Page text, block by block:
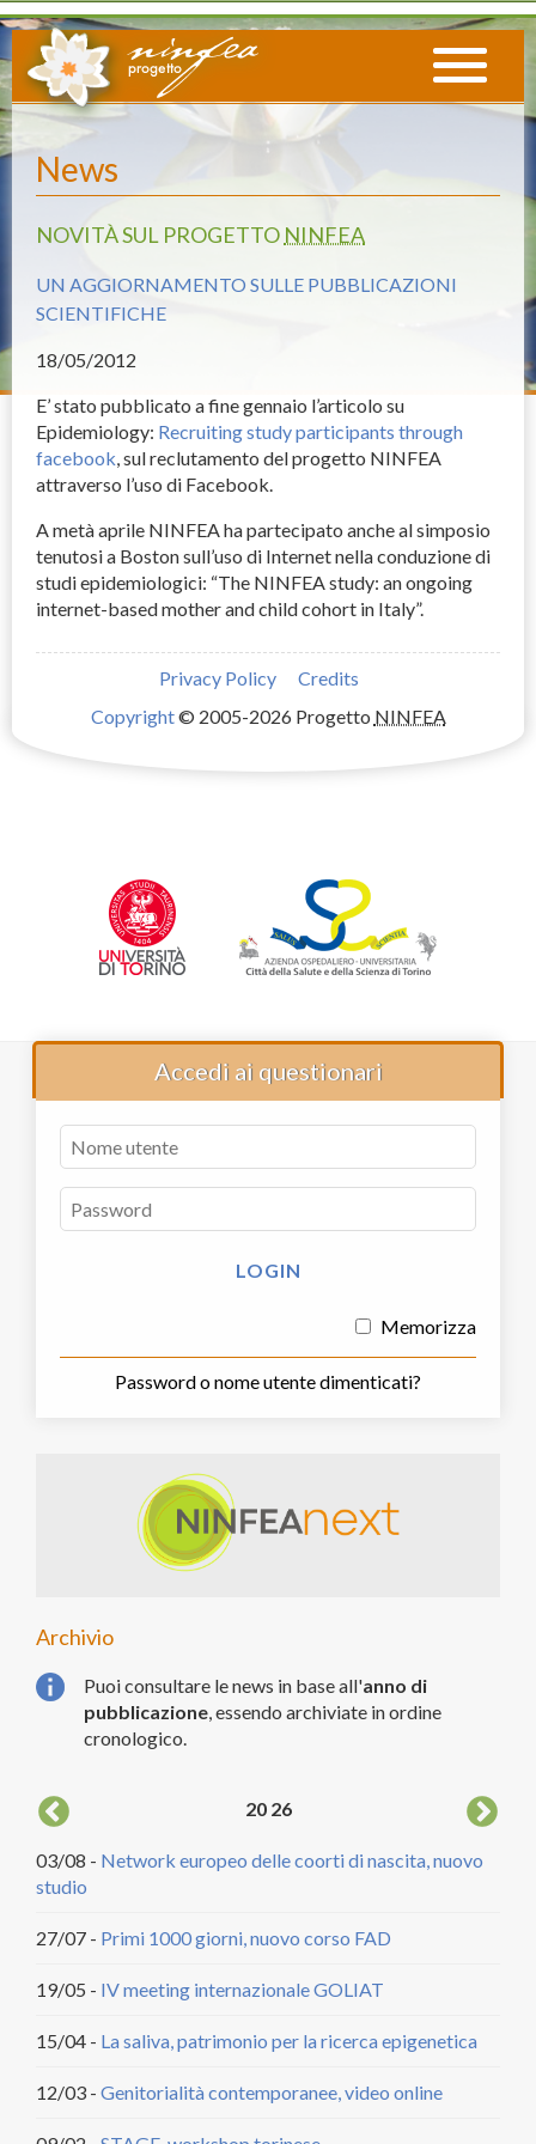
News
NOVITÀ SUL PROGETTO NINFEA
UN AGGIORNAMENTO SULLE PUBBLICAZIONI
SCIENTIFICHE
18/05/2012
E’ stato pubblicato a fine gennaio l’articolo su
Epidemiology: Recruiting study participants through
facebook , sul reclutamento del progetto NINFEA
attraverso l’uso di Facebook.
A metà aprile NINFEA ha partecipato anche al simposio
tenutosi a Boston sull’uso di Internet nella conduzione di
studi epidemiologici: “The NINFEA study: an ongoing
internet-based mother and child cohort in Italy”.
Privacy Policy
Credits
Copyright© 2005-2026 Progetto NINFEA
Accedi ai questionari
Memorizza
Password o nome utente dimenticati?
Archivio
Puoi consultare le news in base all'anno di
pubblicazione , essendo archiviate in ordine
cronologico.
20 26
03/08 - Network europeo delle coorti di nascita, nuovo
studio
27/07 - Primi 1000 giorni, nuovo corso FAD
19/05 - IV meeting internazionale GOLIAT
15/04 - La saliva, patrimonio per la ricerca epigenetica
12/03 - Genitorialità contemporanee, video online